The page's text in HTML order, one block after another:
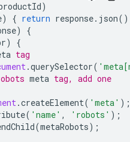
)
) { return response. json
)
{
)
{
tag
.querySelector(
meta tag, add one
.createElement( 'meta' );
( 'name' , 'robots' );
(metaRobots);